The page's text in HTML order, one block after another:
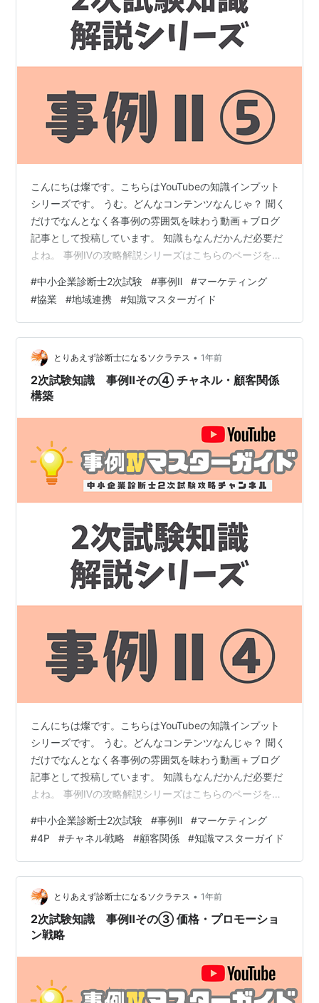
こんにちは燦です。こちらはYouTubeの知識インプット
シリーズです。 うむ。どんなコンテンツなんじゃ？ 聞く
だけでなんとなく各事例の雰囲気を味わう動画＋ブログ
記事として投稿しています。 知識もなんだかんだ必要だ
よね。 事例Ⅳの攻略解説シリーズはこちらのページをご
事例Ⅳの過去問解説シリーズはこちらのページをご確認
ください。【YouTube】事例Ⅳ 過去問解説シリーズ チャ
ンネル登録もよろしくね♪ ◆目次◆ 9. 協業戦略を完全攻
略！ 9-1. 協業の考え方 9-2. 協業の3つのパターン 9-3.
協業の留意点 10. 地域連携を完全…
#中小企業診断士2次試験 #事例Ⅱ #マーケティング
#協業 #地域連携 #知識マスターガイド
とりあえず診断士になるソクラテス • 1年前
2次試験知識 事例Ⅱその④ チャネル・顧客関係
構築
こんにちは燦です。こちらはYouTubeの知識インプット
シリーズです。 うむ。どんなコンテンツなんじゃ？ 聞く
だけでなんとなく各事例の雰囲気を味わう動画＋ブログ
記事として投稿しています。 知識もなんだかんだ必要だ
よね。 事例Ⅳの攻略解説シリーズはこちらのページをご
事例Ⅳの過去問解説シリーズはこちらのページをご確認
ください。【YouTube】事例Ⅳ 過去問解説シリーズ チャ
ンネル登録もよろしくね♪ ◆目次◆ 7. チャネル戦略を完
全攻略！ 7-1. 新規チャネル開拓 7-2. 既存チャネルの強化
7-3. チャネルの進化 8. 顧客関係…
#中小企業診断士2次試験 #事例Ⅱ #マーケティング
#4P #チャネル戦略 #顧客関係 #知識マスターガイド
とりあえず診断士になるソクラテス • 1年前
2次試験知識 事例Ⅱその③ 価格・プロモーショ
ン戦略